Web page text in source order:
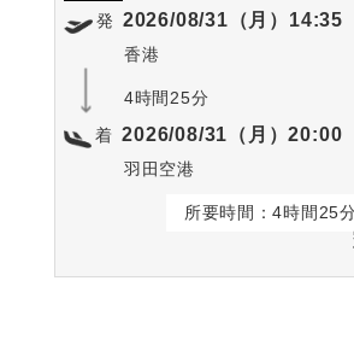
発 2026/08/31（月）14:35
香港
4時間25分
着 2026/08/31（月）20:00
羽田空港
所要時間：4時間25